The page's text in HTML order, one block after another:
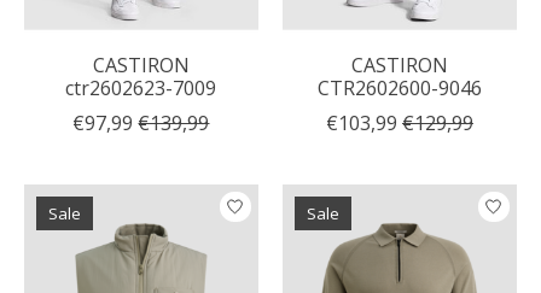
CASTIRON
ctr2602623-7009
€97,99 €139,99
CASTIRON
CTR2602600-9046
€103,99 €129,99
Sale Sale